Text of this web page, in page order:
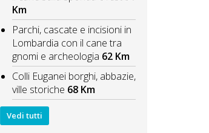
Km
Parchi, cascate e incisioni in
Lombardia con il cane tra
gnomi e archeologia 62 Km
Colli Euganei borghi, abbazie,
ville storiche 68 Km
Vedi tutti